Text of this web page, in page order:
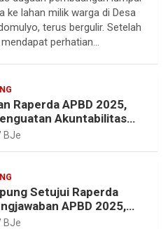
ke lahan milik warga di Desa
terus bergulir. Setelah
perhatian…
Raperda APBD 2025,
Akuntabilitas
Lampung
BJe
Setujui Raperda
APBD 2025,
Rekomendasi
BJe